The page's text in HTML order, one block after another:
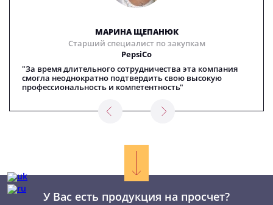
МАРИНА ЩЕПАНЮК
Старший специалист по закупкам
PepsiCo
"За время длительного сотрудничества эта компания
смогла неоднократно подтвердить свою высокую
профессиональность и компетентность"
У Вас есть продукция на просчет?